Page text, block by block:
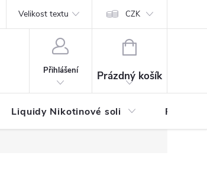
Reklamační řád Vrácení zboží a reklamace
Velikost textu CZK
Přihlášení
NÁKUPNÍ
Prázdný košík
Liquidy Nikotinové soli